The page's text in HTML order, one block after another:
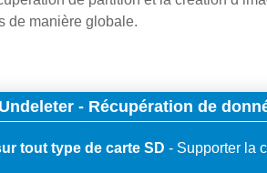
de manière globale.
- Récupération de
tout type de carte SD
Supporter la